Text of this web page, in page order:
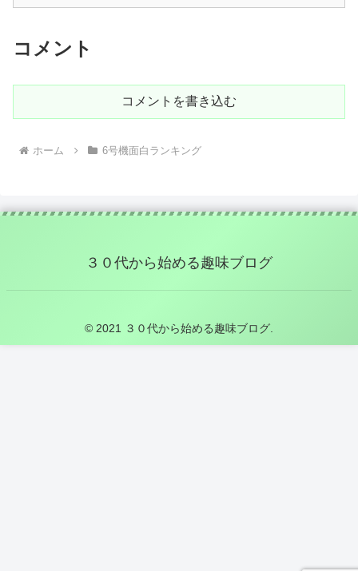
コメント
コメントを書き込む
ホーム 6号機面白ランキング
３０代から始める趣味ブログ
© 2021 ３０代から始める趣味ブログ.